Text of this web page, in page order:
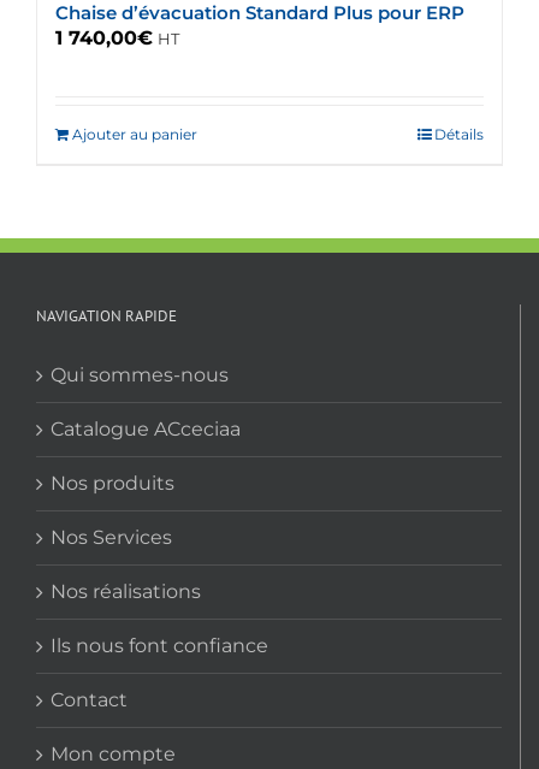
Chaise d’évacuation Standard Plus pour ERP
1 740,00€ HT
Ajouter au panier Détails
NAVIGATION RAPIDE
Qui sommes-nous
Catalogue ACceciaa
Nos produits
Nos Services
Nos réalisations
Ils nous font confiance
Contact
Mon compte